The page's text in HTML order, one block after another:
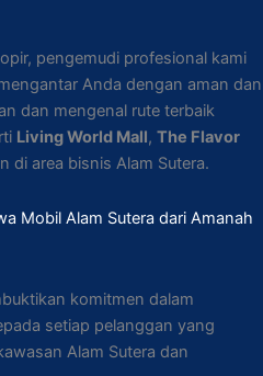
pengemudi profesional kami
Anda dengan aman dan
dan mengenal rute terbaik
Living World Mall, The Flavor
di area bisnis Alam Sutera.
Mobil Alam Sutera dari Amanah
komitmen dalam
setiap pelanggan yang
Alam Sutera dan